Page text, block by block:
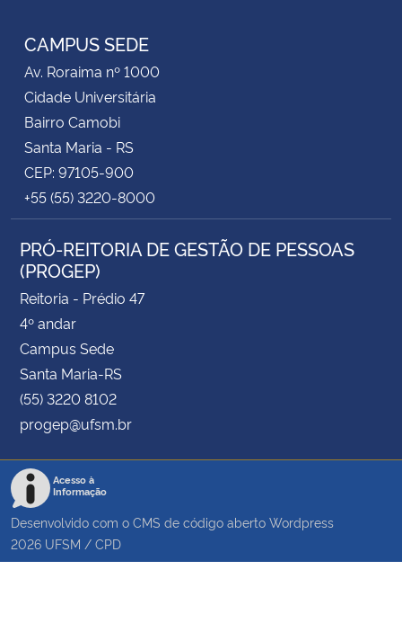
CAMPUS SEDE
Av. Roraima nº 1000
Cidade Universitária
Bairro Camobi
Santa Maria - RS
CEP: 97105-900
+55 (55) 3220-8000
PRÓ-REITORIA DE GESTÃO DE PESSOAS
(PROGEP)
Reitoria - Prédio 47
4º andar
Campus Sede
Santa Maria-RS
(55) 3220 8102
progep@ufsm.br
Acesso à
Informação
Desenvolvido com o CMS de código aberto Wordpress
2026 UFSM / CPD